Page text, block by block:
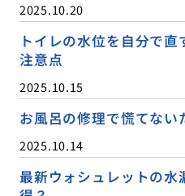
2025.10.20
トイレの水位を自分で
注意点
2025.10.15
お風呂の修理で慌てない
2025.10.14
最新ウォシュレットの